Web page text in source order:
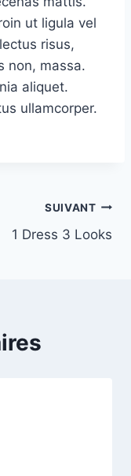
ut ligula vel
risus,
non, massa.
aliquet.
ullamcorper.
SUIVANT
1 Dress 3 Looks